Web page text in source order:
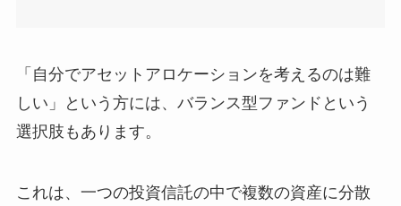
「自分でアセットアロケーションを考えるのは難
しい」という方には、バランス型ファンドという
選択肢もあります。
これは、一つの投資信託の中で複数の資産に分散